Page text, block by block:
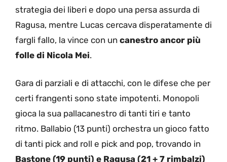
strategia dei liberi e dopo una persa assurda di
Ragusa, mentre Lucas cercava disperatamente di
fargli fallo, la vince con un canestro ancor più
folle di Nicola Mei.
Gara di parziali e di attacchi, con le difese che per
certi frangenti sono state impotenti. Monopoli
gioca la sua pallacanestro di tanti tiri e tanto
ritmo. Ballabio (13 punti) orchestra un gioco fatto
di tanti pick and roll e pick and pop, trovando in
Bastone (19 punti) e Ragusa (21 + 7 rimbalzi)